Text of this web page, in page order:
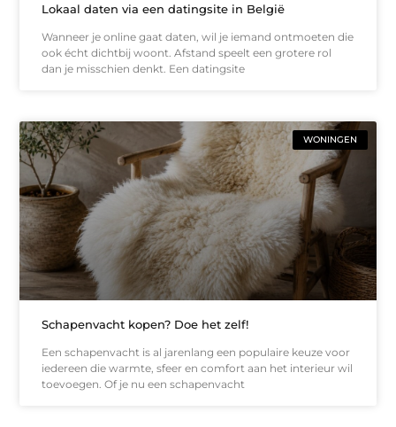
Lokaal daten via een datingsite in België
Wanneer je online gaat daten, wil je iemand ontmoeten die
ook écht dichtbij woont. Afstand speelt een grotere rol
dan je misschien denkt. Een datingsite
WONINGEN
Schapenvacht kopen? Doe het zelf!
Een schapenvacht is al jarenlang een populaire keuze voor
iedereen die warmte, sfeer en comfort aan het interieur wil
toevoegen. Of je nu een schapenvacht